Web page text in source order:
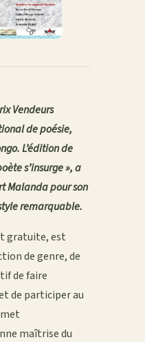
Vendeurs
de poésie,
L’édition de
s’insurge », a
Malanda pour son
remarquable.
gratuite, est
de genre, de
de faire
de participer au
maîtrise du